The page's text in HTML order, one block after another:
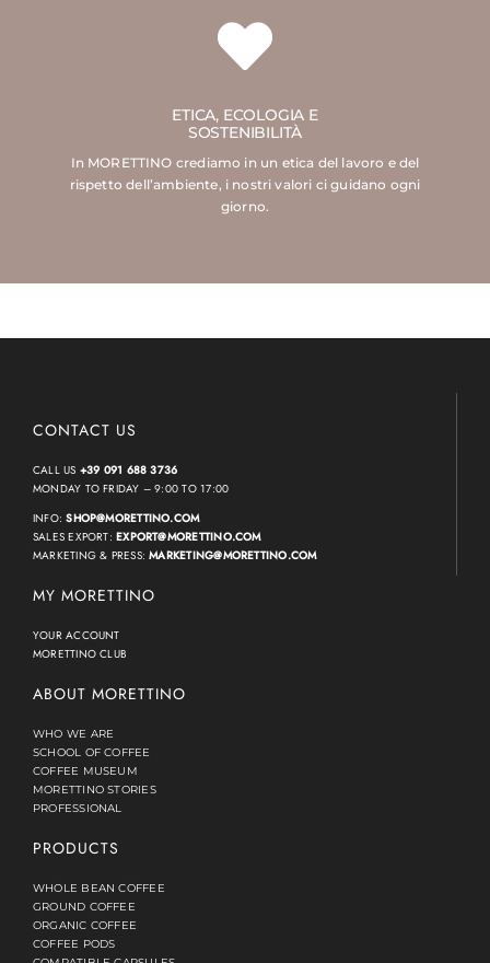
ETICA, ECOLOGIA E
SOSTENIBILITÀ
In MORETTINO crediamo in un etica del lavoro e del
rispetto dell’ambiente, i nostri valori ci guidano ogni
giorno.
CONTACT US
CALL US +39 091 688 3736
MONDAY TO FRIDAY – 9:00 TO 17:00
INFO:SHOP@MORETTINO.COM
SALES EXPORT:EXPORT@MORETTINO.COM
MARKETING & PRESS:MARKETING@MORETTINO.COM
MY MORETTINO
YOUR ACCOUNT
MORETTINO CLUB
ABOUT MORETTINO
WHO WE ARE
SCHOOL OF COFFEE
COFFEE MUSEUM
MORETTINO STORIES
PROFESSIONAL
PRODUCTS
WHOLE BEAN COFFEE
GROUND COFFEE
ORGANIC COFFEE
COFFEE PODS